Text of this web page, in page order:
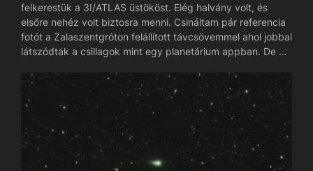
felkerestük a 3I/ATLAS üstököst. Elég halvány volt, és
elsőre nehéz volt biztosra menni. Csináltam pár referencia
fotót a Zalaszentgróton felállított távcsövemmel ahol jobbal
látszódtak a csillagok mint egy planetárium appban. De ha
látszik az üstökös kómája, és kicsit a csóvája is.